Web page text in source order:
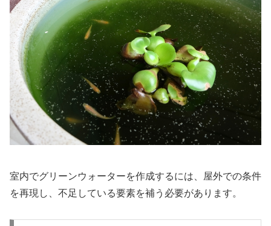
室内でグリーンウォーターを作成するには、屋外での条件
を再現し、不足している要素を補う必要があります。